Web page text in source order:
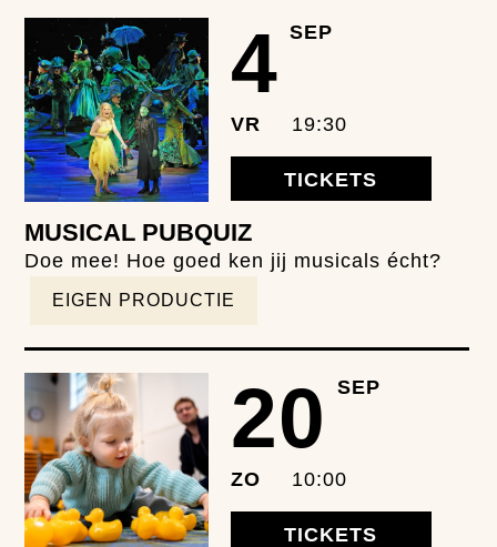
4 SEP
VR 19:30
TICKETS
MUSICAL PUBQUIZ
Doe mee! Hoe goed ken jij musicals écht?
EIGEN PRODUCTIE
20 SEP
ZO 10:00
TICKETS